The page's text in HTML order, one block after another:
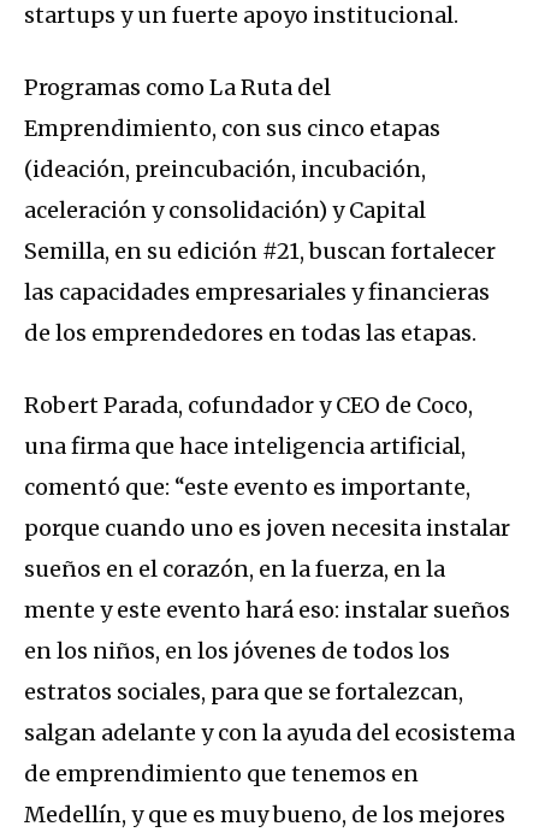
startups y un fuerte apoyo institucional.
Programas como La Ruta del
Emprendimiento, con sus cinco etapas
(ideación, preincubación, incubación,
aceleración y consolidación) y Capital
Semilla, en su edición #21, buscan fortalecer
las capacidades empresariales y financieras
de los emprendedores en todas las etapas.
Robert Parada, cofundador y CEO de Coco,
una firma que hace inteligencia artificial,
comentó que: “este evento es importante,
porque cuando uno es joven necesita instalar
sueños en el corazón, en la fuerza, en la
mente y este evento hará eso: instalar sueños
en los niños, en los jóvenes de todos los
estratos sociales, para que se fortalezcan,
salgan adelante y con la ayuda del ecosistema
de emprendimiento que tenemos en
Medellín, y que es muy bueno, de los mejores